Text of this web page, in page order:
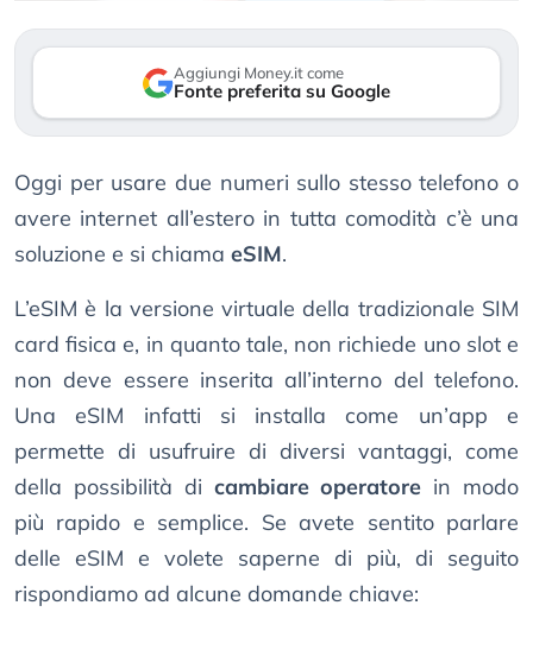
Aggiungi Money.it come
Fonte preferita su Google
Oggi per usare due numeri sullo stesso telefono o
avere internet all’estero in tutta comodità c’è una
soluzione e si chiama eSIM.
L’eSIM è la versione virtuale della tradizionale SIM
card fisica e, in quanto tale, non richiede uno slot e
non deve essere inserita all’interno del telefono.
Una eSIM infatti si installa come un’app e
permette di usufruire di diversi vantaggi, come
della possibilità di cambiare operatore in modo
più rapido e semplice. Se avete sentito parlare
delle eSIM e volete saperne di più, di seguito
rispondiamo ad alcune domande chiave: